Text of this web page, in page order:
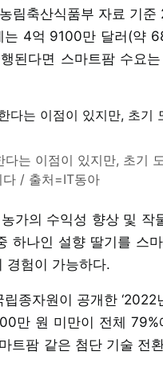
림축산식품부 자료 기
4억 9100만 달러(약
된다면 스마트팜 수요
는 이점이 있지만, 초기
다 / 출처=IT동아
가의 수익성 향상 및 작
나인 설향 딸기를 스
경험이 가능하다.
종자원이 공개한 ‘2022
만 원 미만이 전체
트팜 같은 첨단 기술 전